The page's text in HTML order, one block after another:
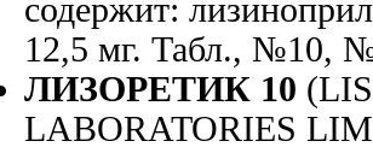
содержит:
12,5 мг. Табл., №10,
ЛИЗОРЕТИК 10
LABORATORIES